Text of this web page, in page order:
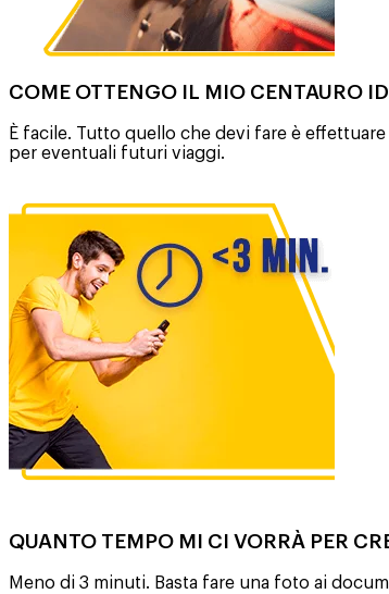
COME OTTENGO IL MIO CENTAURO
È facile. Tutto quello che devi fare è
per eventuali futuri viaggi.
QUANTO TEMPO MI CI VORRÀ PER
Meno di 3 minuti. Basta fare una foto ai